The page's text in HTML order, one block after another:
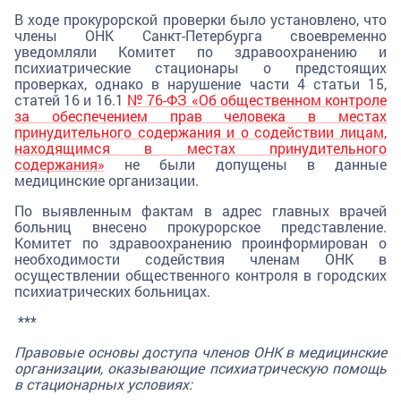
В ходе прокурорской проверки было установлено, что
члены ОНК Санкт-Петербурга своевременно
уведомляли Комитет по здравоохранению и
психиатрические стационары о предстоящих
проверках, однако в нарушение части 4 статьи 15,
статей 16 и 16.1 № 76-ФЗ «Об общественном контроле
за обеспечением прав человека в местах
принудительного содержания и о содействии лицам,
находящимся в местах принудительного
содержания» не были допущены в данные
медицинские организации.
По выявленным фактам в адрес главных врачей
больниц внесено прокурорское представление.
Комитет по здравоохранению проинформирован о
необходимости содействия членам ОНК в
осуществлении общественного контроля в городских
психиатрических больницах.
***
Правовые основы доступа членов ОНК в медицинские
организации, оказывающие психиатрическую помощь
в стационарных условиях: